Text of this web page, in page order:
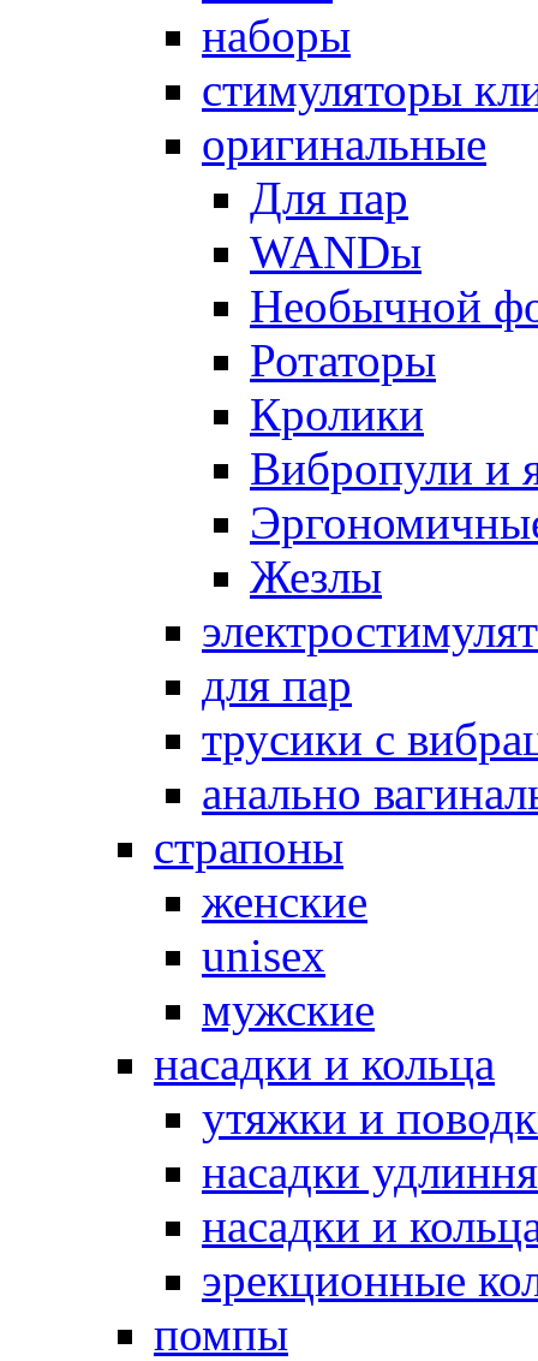
наборы
стимуляторы
оригинальные
Для пар
WANDы
Необычной
Ротаторы
Кролики
Вибропули и
Жезлы
для пар
трусики с
анально
страпоны
женские
unisex
мужские
насадки и кольца
утяжки и
насадки
насадки и
эрекционные
помпы